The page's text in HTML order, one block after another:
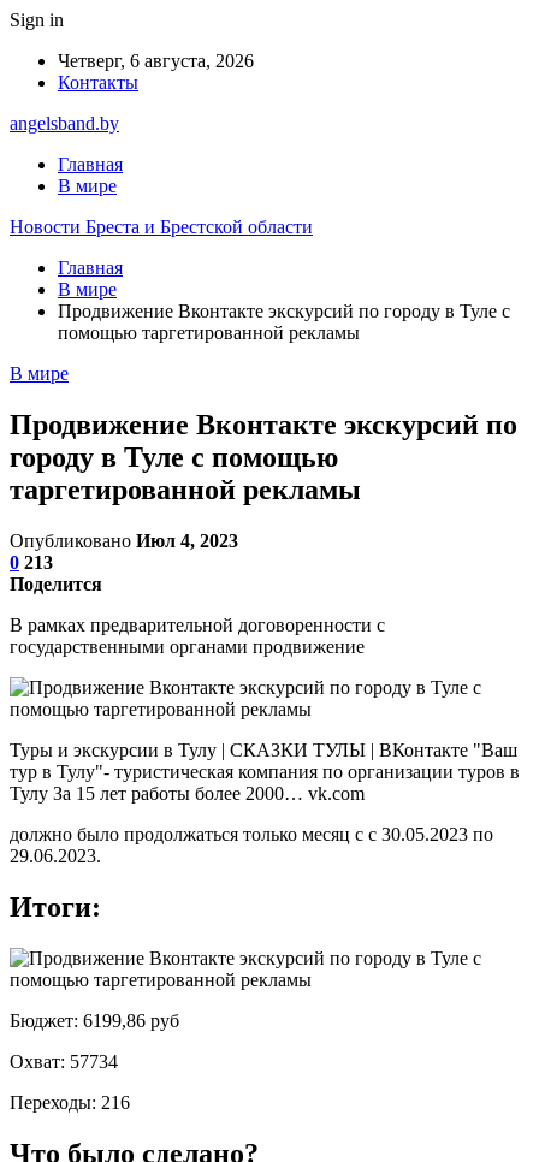
Sign in
Четверг, 6 августа, 2026
Контакты
angelsband.by
Главная
В мире
Новости Бреста и Брестской области
Главная
В мире
Продвижение Вконтакте экскурсий по городу в Туле с
помощью таргетированной рекламы
В мире
Продвижение Вконтакте экскурсий по
городу в Туле с помощью
таргетированной рекламы
Опубликовано Июл 4, 2023
0 213
Поделится
В рамках предварительной договоренности с
государственными органами продвижение
Туры и экскурсии в Тулу | СКАЗКИ ТУЛЫ | ВКонтакте "Ваш
тур в Тулу"- туристическая компания по организации туров в
Тулу За 15 лет работы более 2000… vk.com
должно было продолжаться только месяц с с 30.05.2023 по
29.06.2023.
Итоги:
Бюджет: 6199,86 руб
Охват: 57734
Переходы: 216
Что было сделано?